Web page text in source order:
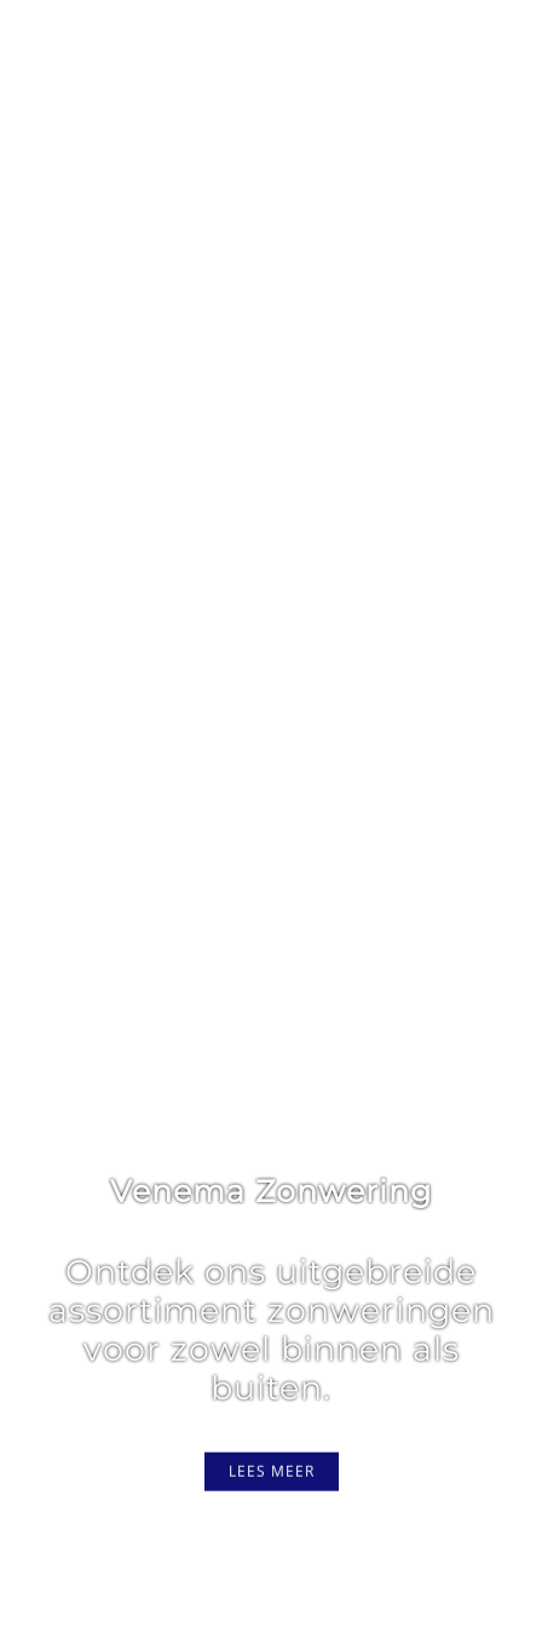
Venema Zonwering
Ontdek ons uitgebreide
assortiment zonweringen
voor zowel binnen als
buiten.
LEES MEER